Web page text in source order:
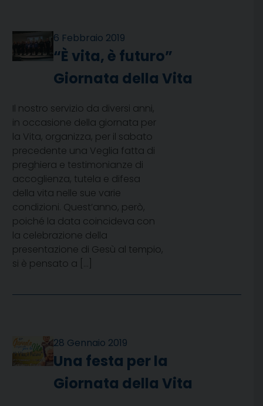
6 Febbraio 2019
“È vita, è futuro”
Giornata della Vita
Il nostro servizio da diversi anni,
in occasione della giornata per
la Vita, organizza, per il sabato
precedente una Veglia fatta di
preghiera e testimonianze di
accoglienza, tutela e difesa
della vita nelle sue varie
condizioni. Quest’anno, però,
poiché la data coincideva con
la celebrazione della
presentazione di Gesù al tempio,
si è pensato a […]
28 Gennaio 2019
Una festa per la
Giornata della Vita